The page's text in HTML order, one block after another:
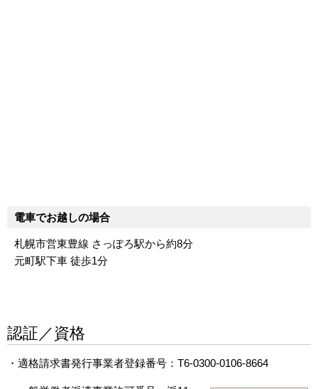
電車でお越しの場合
札幌市営東豊線 さっぽろ駅から約8分
元町駅下車 徒歩1分
認証／資格
・ 適格請求書発行事業者登録番号：T6-0300-0106-8664